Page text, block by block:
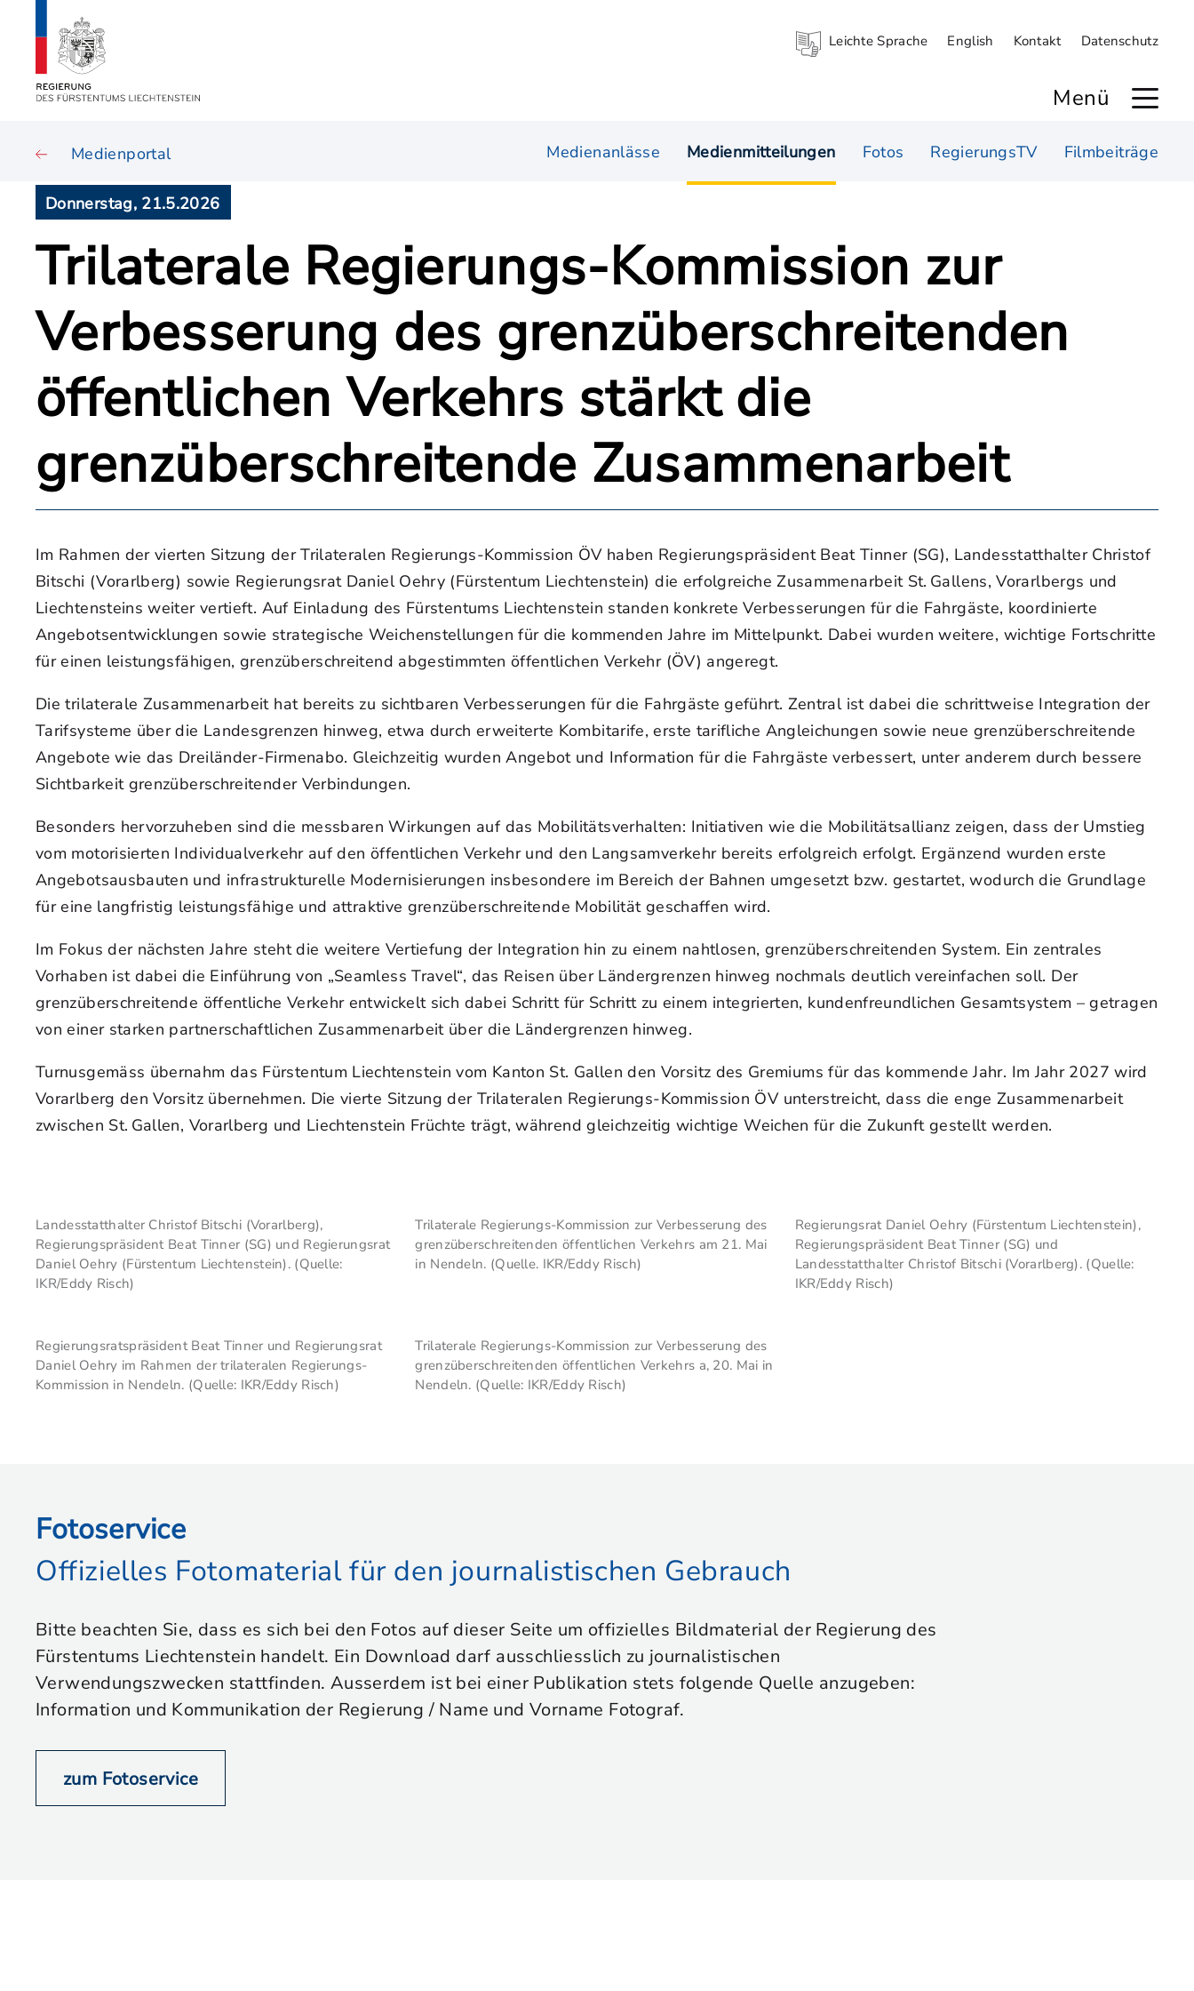
Leichte Sprache English Kontakt Datenschutz
Menü
Medienportal Medienanlässe Medienmitteilungen Fotos RegierungsTV Filmbeiträge
Donnerstag, 21.5.2026
Trilaterale Regierungs-Kommission zur
Verbesserung des grenzüberschreitenden
öffentlichen Verkehrs stärkt die
grenzüberschreitende Zusammenarbeit
Im Rahmen der vierten Sitzung der Trilateralen Regierungs-Kommission ÖV haben Regierungspräsident Beat Tinner (SG), Landesstatthalter Christof
Bitschi (Vorarlberg) sowie Regierungsrat Daniel Oehry (Fürstentum Liechtenstein) die erfolgreiche Zusammenarbeit St. Gallens, Vorarlbergs und
Liechtensteins weiter vertieft. Auf Einladung des Fürstentums Liechtenstein standen konkrete Verbesserungen für die Fahrgäste, koordinierte
Angebotsentwicklungen sowie strategische Weichenstellungen für die kommenden Jahre im Mittelpunkt. Dabei wurden weitere, wichtige Fortschritte
für einen leistungsfähigen, grenzüberschreitend abgestimmten öffentlichen Verkehr (ÖV) angeregt.
Die trilaterale Zusammenarbeit hat bereits zu sichtbaren Verbesserungen für die Fahrgäste geführt. Zentral ist dabei die schrittweise Integration der
Tarifsysteme über die Landesgrenzen hinweg, etwa durch erweiterte Kombitarife, erste tarifliche Angleichungen sowie neue grenzüberschreitende
Angebote wie das Dreiländer-Firmenabo. Gleichzeitig wurden Angebot und Information für die Fahrgäste verbessert, unter anderem durch bessere
Sichtbarkeit grenzüberschreitender Verbindungen.
Besonders hervorzuheben sind die messbaren Wirkungen auf das Mobilitätsverhalten: Initiativen wie die Mobilitätsallianz zeigen, dass der Umstieg
vom motorisierten Individualverkehr auf den öffentlichen Verkehr und den Langsamverkehr bereits erfolgreich erfolgt. Ergänzend wurden erste
Angebotsausbauten und infrastrukturelle Modernisierungen insbesondere im Bereich der Bahnen umgesetzt bzw. gestartet, wodurch die Grundlage
für eine langfristig leistungsfähige und attraktive grenzüberschreitende Mobilität geschaffen wird.
Im Fokus der nächsten Jahre steht die weitere Vertiefung der Integration hin zu einem nahtlosen, grenzüberschreitenden System. Ein zentrales
Vorhaben ist dabei die Einführung von „Seamless Travel“, das Reisen über Ländergrenzen hinweg nochmals deutlich vereinfachen soll. Der
grenzüberschreitende öffentliche Verkehr entwickelt sich dabei Schritt für Schritt zu einem integrierten, kundenfreundlichen Gesamtsystem – getragen
von einer starken partnerschaftlichen Zusammenarbeit über die Ländergrenzen hinweg.
Turnusgemäss übernahm das Fürstentum Liechtenstein vom Kanton St. Gallen den Vorsitz des Gremiums für das kommende Jahr. Im Jahr 2027 wird
Vorarlberg den Vorsitz übernehmen. Die vierte Sitzung der Trilateralen Regierungs-Kommission ÖV unterstreicht, dass die enge Zusammenarbeit
zwischen St. Gallen, Vorarlberg und Liechtenstein Früchte trägt, während gleichzeitig wichtige Weichen für die Zukunft gestellt werden.
Landesstatthalter Christof Bitschi (Vorarlberg),
Regierungspräsident Beat Tinner (SG) und Regierungsrat
Daniel Oehry (Fürstentum Liechtenstein). (Quelle:
IKR/Eddy Risch)
Trilaterale Regierungs-Kommission zur Verbesserung des
grenzüberschreitenden öffentlichen Verkehrs am 21. Mai
in Nendeln. (Quelle. IKR/Eddy Risch)
Regierungsrat Daniel Oehry (Fürstentum Liechtenstein),
Regierungspräsident Beat Tinner (SG) und
Landesstatthalter Christof Bitschi (Vorarlberg). (Quelle:
IKR/Eddy Risch)
Regierungsratspräsident Beat Tinner und Regierungsrat
Daniel Oehry im Rahmen der trilateralen Regierungs-
Kommission in Nendeln. (Quelle: IKR/Eddy Risch)
Trilaterale Regierungs-Kommission zur Verbesserung des
grenzüberschreitenden öffentlichen Verkehrs a, 20. Mai in
Nendeln. (Quelle: IKR/Eddy Risch)
Fotoservice
Offizielles Fotomaterial für den journalistischen Gebrauch
Bitte beachten Sie, dass es sich bei den Fotos auf dieser Seite um offizielles Bildmaterial der Regierung des
Fürstentums Liechtenstein handelt. Ein Download darf ausschliesslich zu journalistischen
Verwendungszwecken stattfinden. Ausserdem ist bei einer Publikation stets folgende Quelle anzugeben:
Information und Kommunikation der Regierung / Name und Vorname Fotograf.
zum Fotoservice